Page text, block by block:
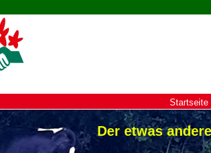
Startseite
Der etwas